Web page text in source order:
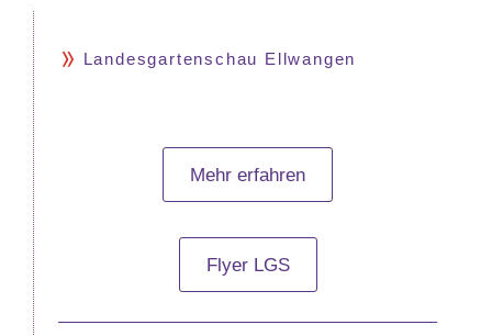
Landesgartenschau Ellwangen
Mehr erfahren
Flyer LGS